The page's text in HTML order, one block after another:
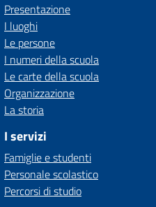
Presentazione
I luoghi
Le persone
I numeri della scuola
Le carte della scuola
Organizzazione
La storia
I servizi
Famiglie e studenti
Personale scolastico
Percorsi di studio